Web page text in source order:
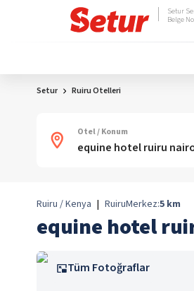
Setur
Belge
Setur Ruiru Otelleri
Otel / Konum
Ruiru / Kenya | RuiruMerkez:5 km
equine hotel
Tüm Fotoğraflar